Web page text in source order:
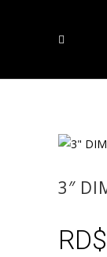
3″
RD$